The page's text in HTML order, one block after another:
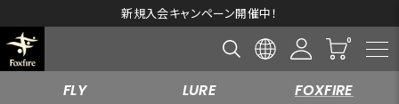
新規入会キャンペーン開催中！
FLY LURE FOXFIRE